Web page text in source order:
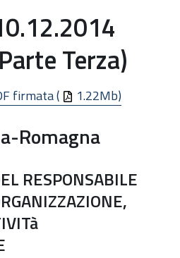
Terza)
firmata ( 1.22Mb)
Romagna
RESPONSABILE